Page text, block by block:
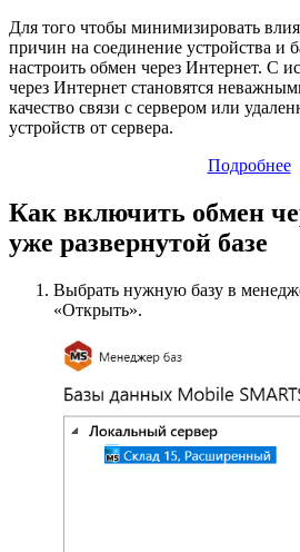
Для того чтобы минимизировать
причин на соединение устройства и
настроить обмен через Интернет. С
через Интернет становятся
качество связи с сервером или
устройств от сервера.
Подробнее
Как включить обмен
уже развернутой базе
Выбрать нужную базу в
«Открыть».